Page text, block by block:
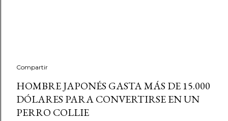
Compartir
HOMBRE JAPONÉS GASTA MÁS DE 15.000
DÓLARES PARA CONVERTIRSE EN UN
PERRO COLLIE